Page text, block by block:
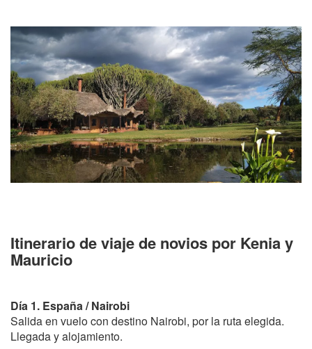
Itinerario de viaje de novios por Kenia y
Mauricio
Día 1. España / Nairobi
Salida en vuelo con destino Nairobi, por la ruta elegida.
Llegada y alojamiento.